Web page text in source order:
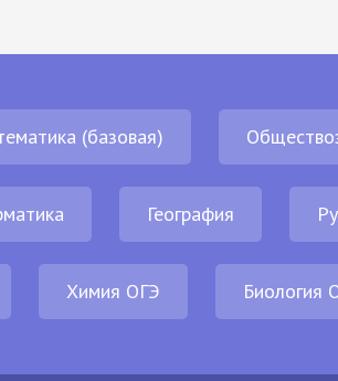
(базовая)
География
Химия ОГЭ Биология